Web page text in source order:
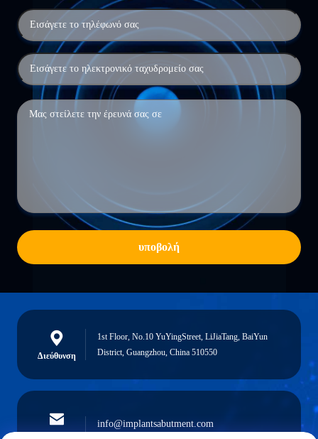
υποβολή
Διεύθυνση
1st Floor, No.10 YuYingStreet, LiJiaTang, BaiYun
District, Guangzhou, China 510550
info@implantsabutment.com